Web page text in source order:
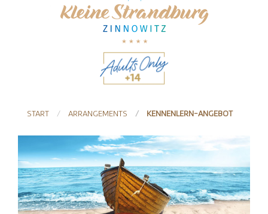
START ARRANGEMENTS KENNENLERN-ANGEBOT